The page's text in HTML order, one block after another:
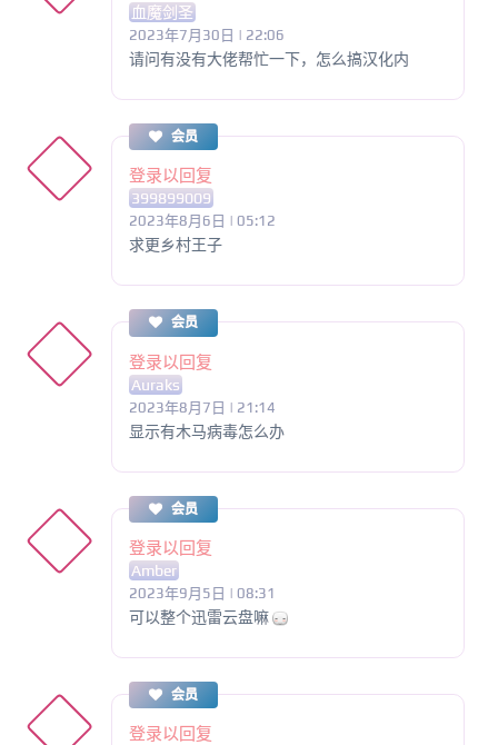
血魔剑圣
2023年7月30日 | 22:06
请问有没有大佬帮忙一下，怎么搞汉化内
会员
登录以回复
399899009
2023年8月6日 | 05:12
求更乡村王子
会员
登录以回复
Auraks
2023年8月7日 | 21:14
显示有木马病毒怎么办
会员
登录以回复
Amber
2023年9月5日 | 08:31
可以整个迅雷云盘嘛
会员
登录以回复